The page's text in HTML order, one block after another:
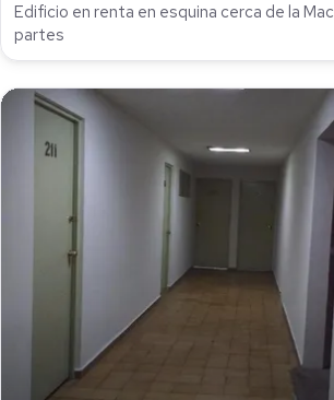
Edificio en renta en esquina cerca de la
partes